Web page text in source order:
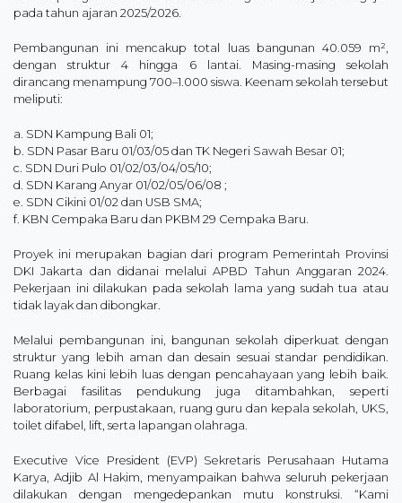
pada tahun ajaran 2025/2026.
Pembangunan ini mencakup total luas bangunan 40.059 m²,
dengan struktur 4 hingga 6 lantai. Masing-masing sekolah
dirancang menampung 700–1.000 siswa. Keenam sekolah tersebut
meliputi:
a. SDN Kampung Bali 01;
b. SDN Pasar Baru 01/03/05 dan TK Negeri Sawah Besar 01;
c. SDN Duri Pulo 01/02/03/04/05/10;
d. SDN Karang Anyar 01/02/05/06/08 ;
e. SDN Cikini 01/02 dan USB SMA;
f. KBN Cempaka Baru dan PKBM 29 Cempaka Baru.
Proyek ini merupakan bagian dari program Pemerintah Provinsi
DKI Jakarta dan didanai melalui APBD Tahun Anggaran 2024.
Pekerjaan ini dilakukan pada sekolah lama yang sudah tua atau
tidak layak dan dibongkar.
Melalui pembangunan ini, bangunan sekolah diperkuat dengan
struktur yang lebih aman dan desain sesuai standar pendidikan.
Ruang kelas kini lebih luas dengan pencahayaan yang lebih baik.
Berbagai fasilitas pendukung juga ditambahkan, seperti
laboratorium, perpustakaan, ruang guru dan kepala sekolah, UKS,
toilet difabel, lift, serta lapangan olahraga.
Executive Vice President (EVP) Sekretaris Perusahaan Hutama
Karya, Adjib Al Hakim, menyampaikan bahwa seluruh pekerjaan
dilakukan dengan mengedepankan mutu konstruksi. “Kami